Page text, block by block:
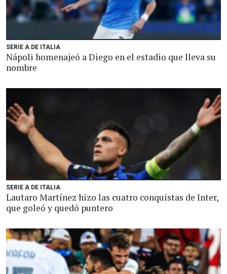
SERIE A DE ITALIA
Nápoli homenajeó a Diego en el estadio que lleva su
nombre
SERIE A DE ITALIA
Lautaro Martínez hizo las cuatro conquistas de Inter,
que goleó y quedó puntero